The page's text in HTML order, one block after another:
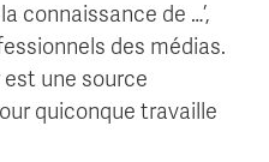
connaissance de …’,
des médias.
est une source
quiconque travaille